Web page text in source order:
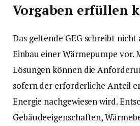
Vorgaben erfüllen
Das geltende GEG schreibt
Einbau einer Wärmepumpe vor.
Lösungen können die
sofern der erforderliche Anteil
Energie nachgewiesen wird.
Gebäudeeigenschaften,